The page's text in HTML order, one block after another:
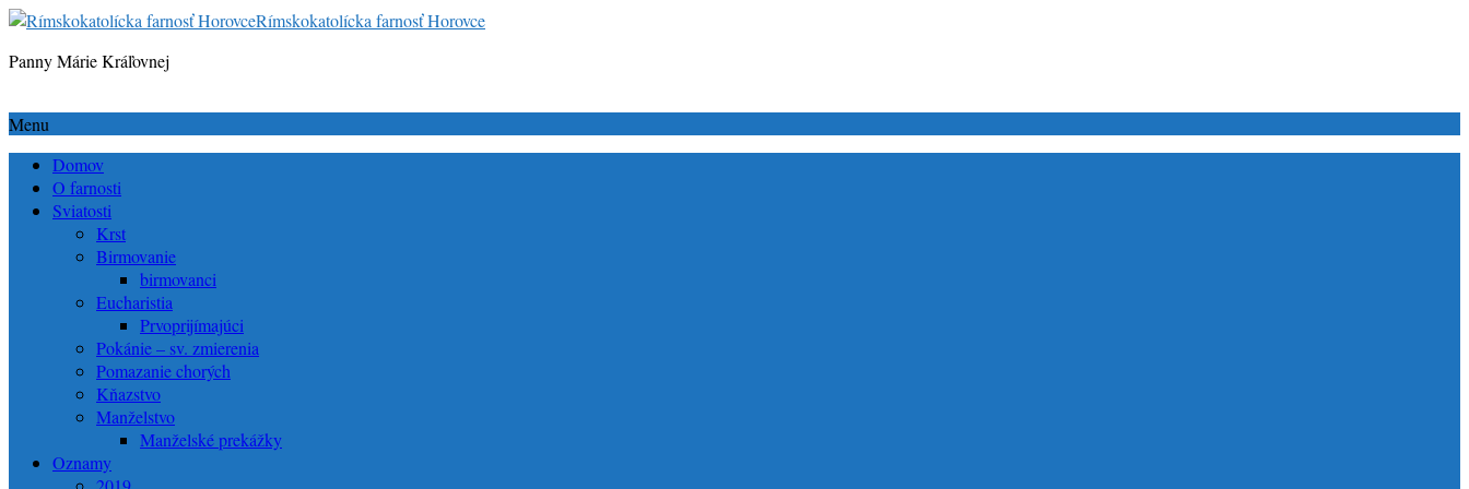
Rímskokatolícka farnosť Horovce
Panny Márie Kráľovnej
Menu
Domov
O farnosti
Sviatosti
Krst
Birmovanie
birmovanci
Eucharistia
Prvoprijímajúci
Pokánie – sv. zmierenia
Pomazanie chorých
Kňazstvo
Manželstvo
Manželské prekážky
Oznamy